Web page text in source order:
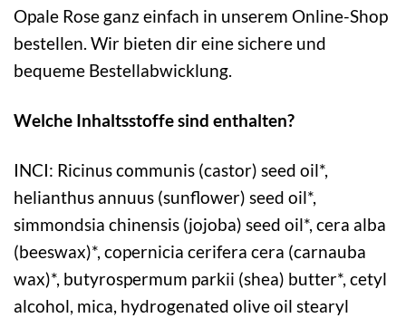
Opale Rose ganz einfach in unserem Online-Shop
bestellen. Wir bieten dir eine sichere und
bequeme Bestellabwicklung.
Welche Inhaltsstoffe sind enthalten?
INCI: Ricinus communis (castor) seed oil*,
helianthus annuus (sunflower) seed oil*,
simmondsia chinensis (jojoba) seed oil*, cera alba
(beeswax)*, copernicia cerifera cera (carnauba
wax)*, butyrospermum parkii (shea) butter*, cetyl
alcohol, mica, hydrogenated olive oil stearyl